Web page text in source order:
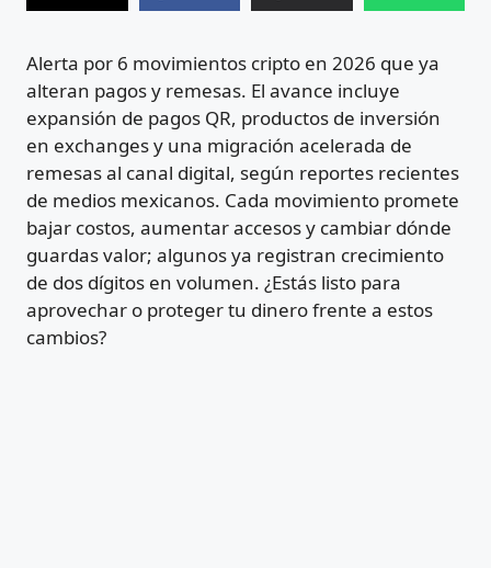
Alerta por 6 movimientos cripto en 2026 que ya
alteran pagos y remesas. El avance incluye
expansión de pagos QR, productos de inversión
en exchanges y una migración acelerada de
remesas al canal digital, según reportes recientes
de medios mexicanos. Cada movimiento promete
bajar costos, aumentar accesos y cambiar dónde
guardas valor; algunos ya registran crecimiento
de dos dígitos en volumen. ¿Estás listo para
aprovechar o proteger tu dinero frente a estos
cambios?